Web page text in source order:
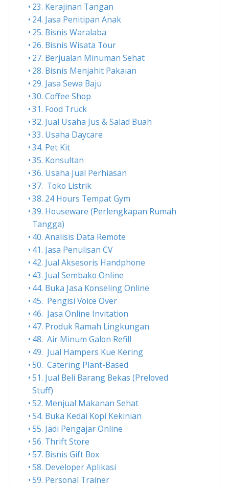
23. Kerajinan Tangan
24. Jasa Penitipan Anak
25. Bisnis Waralaba
26. Bisnis Wisata Tour
27. Berjualan Minuman Sehat
28. Bisnis Menjahit Pakaian
29. Jasa Sewa Baju
30. Coffee Shop
31. Food Truck
32. Jual Usaha Jus & Salad Buah
33. Usaha Daycare
34. Pet Kit
35. Konsultan
36. Usaha Jual Perhiasan
37. Toko Listrik
38. 24 Hours Tempat Gym
39. Houseware (Perlengkapan Rumah
Tangga)
40. Analisis Data Remote
41. Jasa Penulisan CV
42. Jual Aksesoris Handphone
43. Jual Sembako Online
44. Buka Jasa Konseling Online
45. Pengisi Voice Over
46. Jasa Online Invitation
47. Produk Ramah Lingkungan
48. Air Minum Galon Refill
49. Jual Hampers Kue Kering
50. Catering Plant-Based
51. Jual Beli Barang Bekas (Preloved
Stuff)
52. Menjual Makanan Sehat
54. Buka Kedai Kopi Kekinian
55. Jadi Pengajar Online
56. Thrift Store
57. Bisnis Gift Box
58. Developer Aplikasi
59. Personal Trainer